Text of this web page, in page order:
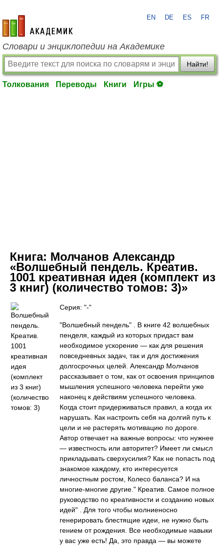
academic.ru
EN DE ES FR
Словари и энциклопедии на Академике
Найти!
Толкования Переводы Книги Игры ⚽
Книга: Молчанов Александр
«Волшебный пендель. Креатив.
1001 креативная идея (комплект из
3 книг) (количество томов: 3)»
Серия: "-"
"Волшебный пендель" . В книге 42 волшебных
пенделя, каждый из которых придаст вам
необходимое ускорение — как для решения
повседневных задач, так и для достижения
долгосрочных целей. Александр Молчанов
рассказывает о том, как от освоения принципов
мышления успешного человека перейти уже
наконец к действиям успешного человека.
Когда стоит придерживаться правил, а когда их
нарушать. Как настроить себя на долгий путь к
цели и не растерять мотивацию по дороге.
Автор отвечает на важные вопросы: что нужнее
— известность или авторитет? Имеет ли смысл
прикладывать сверхусилия? Как не попасть под
знакомое каждому, кто интересуется
личностным ростом, Колесо баланса? И на
многие-многие другие." Креатив. Самое полное
руководство по креативности и созданию новых
идей" . Для того чтобы молниеносно
генерировать блестящие идеи, не нужно быть
гением от рождения. Все необходимые навыки
у вас уже есть! Да, это правда — вы можете